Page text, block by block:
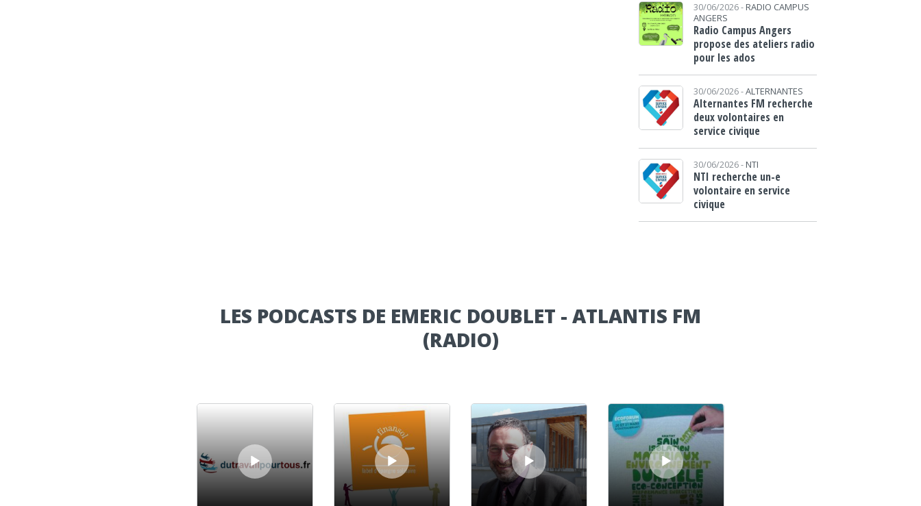
30/06/2026 - RADIO CAMPUS
ANGERS
Radio Campus Angers
propose des ateliers radio
pour les ados
30/06/2026 -ALTERNANTES
Alternantes FM recherche
deux volontaires en
service civique
30/06/2026 - NTI
NTI recherche un-e
volontaire en service
civique
LES PODCASTS DE EMERIC DOUBLET - ATLANTIS FM
(RADIO)
Lecteur audio Lecteur audio Lecteur audio Lecteur audio